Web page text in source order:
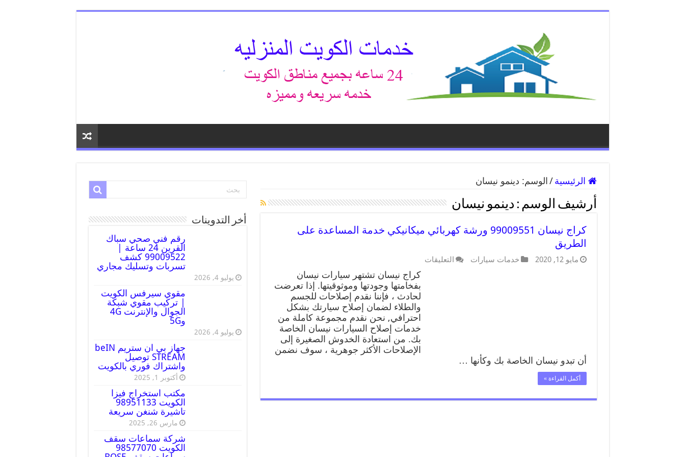
الرئيسية / الوسم: دينمو نيسان
أرشيف الوسم : دينمو نيسان
كراج نيسان 99009551 ورشة كهربائي ميكانيكي خدمة المساعدة على
الطريق
مايو 12, 2020 خدمات سيارات التعليقات
كراج نيسان تشتهر سيارات نيسان
بفخامتها وجودتها وموثوقيتها. إذا تعرضت
لحادث ، فإننا نقدم إصلاحات للجسم
والطلاء لضمان إصلاح سيارتك بشكل
احترافي, نحن نقدم مجموعة كاملة من
خدمات إصلاح السيارات نيسان الخاصة
بك. من استعادة الخدوش الصغيرة إلى
الإصلاحات الأكثر جوهرية ، سوف نضمن
أن تبدو نيسان الخاصة بك وكأنها …
أكمل القراءة »
أخر التدوينات
رقم فني صحي سباك
القرين 24 ساعة |
99009522 كشف
تسربات وتسليك مجاري
يوليو 4, 2026
مقوي سيرفس الكويت
| تركيب مقوي شبكة
الجوال والإنترنت 4G
و5G
يوليو 4, 2026
جهاز بي ان ستريم beIN
STREAM توصيل
واشتراك فوري بالكويت
أكتوبر 1, 2025
مكتب استخراج فيزا
الكويت 98951133
تاشيرة شنغن سريعة
مارس 26, 2025
شركة سماعات سقف
الكويت 98577070